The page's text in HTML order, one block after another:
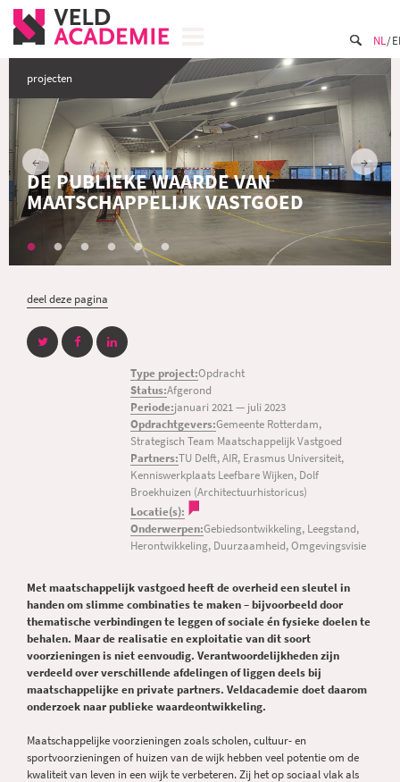
NL
projecten
DE PUBLIEKE WAARDE VAN
MAATSCHAPPELIJK VASTGOED
deel deze pagina
Type project:Opdracht
Status:Afgerond
Periode:januari 2021 — juli 2023
Opdrachtgevers:Gemeente Rotterdam,
Strategisch Team Maatschappelijk Vastgoed
Partners:TU Delft, AIR, Erasmus Universiteit,
Kenniswerkplaats Leefbare Wijken, Dolf
Broekhuizen (Architectuurhistoricus)
Locatie(s):
Onderwerpen:Gebiedsontwikkeling, Leegstand,
Herontwikkeling, Duurzaamheid, Omgevingsvisie
Met maatschappelijk vastgoed heeft de overheid een sleutel in
handen om slimme combinaties te maken – bijvoorbeeld door
thematische verbindingen te leggen of sociale én fysieke doelen te
behalen. Maar de realisatie en exploitatie van dit soort
voorzieningen is niet eenvoudig. Verantwoordelijkheden zijn
verdeeld over verschillende afdelingen of liggen deels bij
maatschappelijke en private partners. Veldacademie doet daarom
onderzoek naar publieke waardeontwikkeling.
Maatschappelijke voorzieningen zoals scholen, cultuur- en
sportvoorzieningen of huizen van de wijk hebben veel potentie om de
kwaliteit van leven in een wijk te verbeteren. Zij het op sociaal vlak als